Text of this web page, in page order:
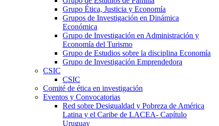
Grupo Ética, Justicia y Economía
Grupos de Investigación en Dinámica
Económica
Grupo de Investigación en Administración y
Economía del Turismo
Grupo de Estudios sobre la disciplina Economía
Grupo de Investigación Emprendedora
CSIC
CSIC
Comité de ética en investigación
Eventos y Convocatorias
Red sobre Desigualdad y Pobreza de América
Latina y el Caribe de LACEA- Capítulo
Uruguay